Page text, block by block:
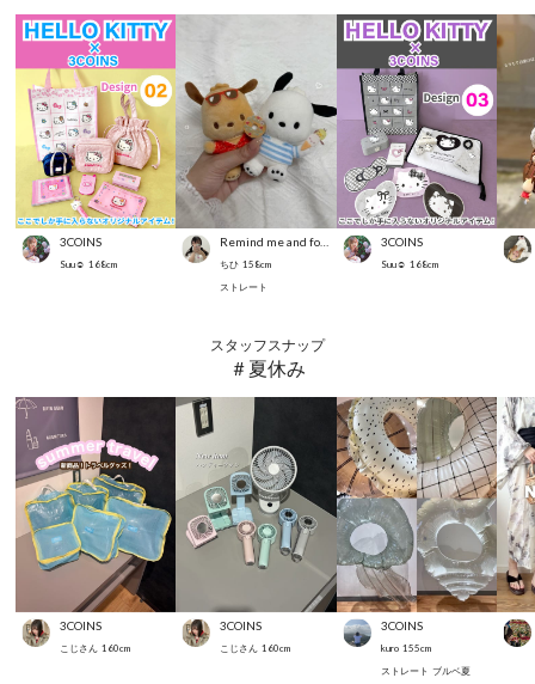
3COINS
Suu☺︎ 168cm ちひ 158cm
ストレート
3COINS
Suu☺︎ 168cm
スタッフスナップ
＃夏休み
3COINS
こじさん 160cm
3COINS
こじさん 160cm
3COINS
kuro 155cm
ストレート ブルベ夏